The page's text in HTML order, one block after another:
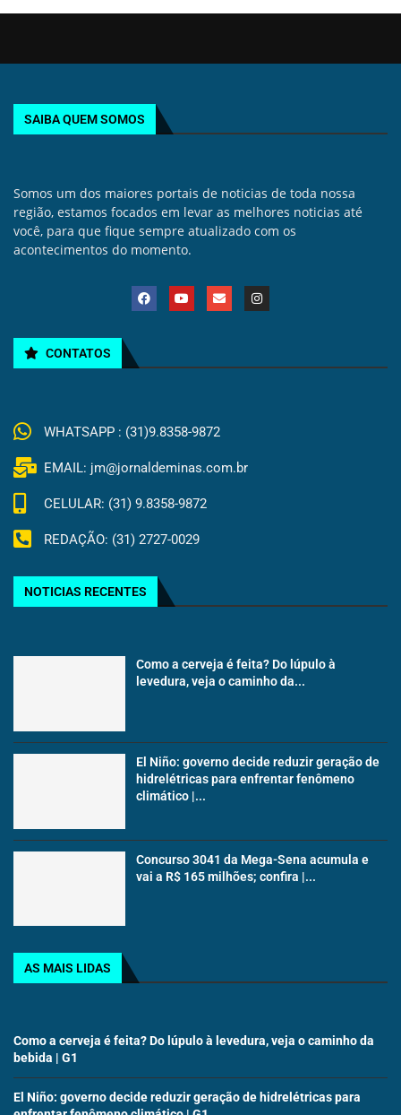
SAIBA QUEM SOMOS
Somos um dos maiores portais de noticias de toda nossa
região, estamos focados em levar as melhores noticias até
você, para que fique sempre atualizado com os
acontecimentos do momento.
CONTATOS
WHATSAPP : (31)9.8358-9872
EMAIL: jm@jornaldeminas.com.br
CELULAR: (31) 9.8358-9872
REDAÇÃO: (31) 2727-0029
NOTICIAS RECENTES
Como a cerveja é feita? Do lúpulo à
levedura, veja o caminho da...
El Niño: governo decide reduzir geração de
hidrelétricas para enfrentar fenômeno
climático |...
Concurso 3041 da Mega-Sena acumula e
vai a R$ 165 milhões; confira |...
AS MAIS LIDAS
Como a cerveja é feita? Do lúpulo à levedura, veja o caminho da
bebida | G1
El Niño: governo decide reduzir geração de hidrelétricas para